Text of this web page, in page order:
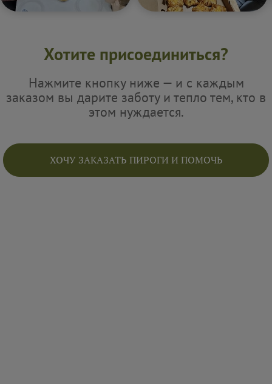
Хотите присоединиться?
Нажмите кнопку ниже — и с каждым
заказом вы дарите заботу и тепло тем, кто в
этом нуждается.
ХОЧУ ЗАКАЗАТЬ ПИРОГИ И ПОМОЧЬ